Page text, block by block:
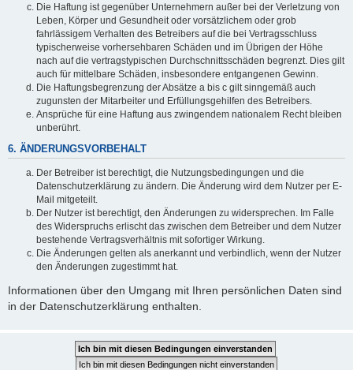
Die Haftung ist gegenüber Unternehmern außer bei der Verletzung von
Leben, Körper und Gesundheit oder vorsätzlichem oder grob
fahrlässigem Verhalten des Betreibers auf die bei Vertragsschluss
typischerweise vorhersehbaren Schäden und im Übrigen der Höhe
nach auf die vertragstypischen Durchschnittsschäden begrenzt. Dies gilt
auch für mittelbare Schäden, insbesondere entgangenen Gewinn.
Die Haftungsbegrenzung der Absätze a bis c gilt sinngemäß auch
zugunsten der Mitarbeiter und Erfüllungsgehilfen des Betreibers.
Ansprüche für eine Haftung aus zwingendem nationalem Recht bleiben
unberührt.
6. ÄNDERUNGSVORBEHALT
Der Betreiber ist berechtigt, die Nutzungsbedingungen und die
Datenschutzerklärung zu ändern. Die Änderung wird dem Nutzer per E-
Mail mitgeteilt.
Der Nutzer ist berechtigt, den Änderungen zu widersprechen. Im Falle
des Widerspruchs erlischt das zwischen dem Betreiber und dem Nutzer
bestehende Vertragsverhältnis mit sofortiger Wirkung.
Die Änderungen gelten als anerkannt und verbindlich, wenn der Nutzer
den Änderungen zugestimmt hat.
Informationen über den Umgang mit Ihren persönlichen Daten sind
in der Datenschutzerklärung enthalten.